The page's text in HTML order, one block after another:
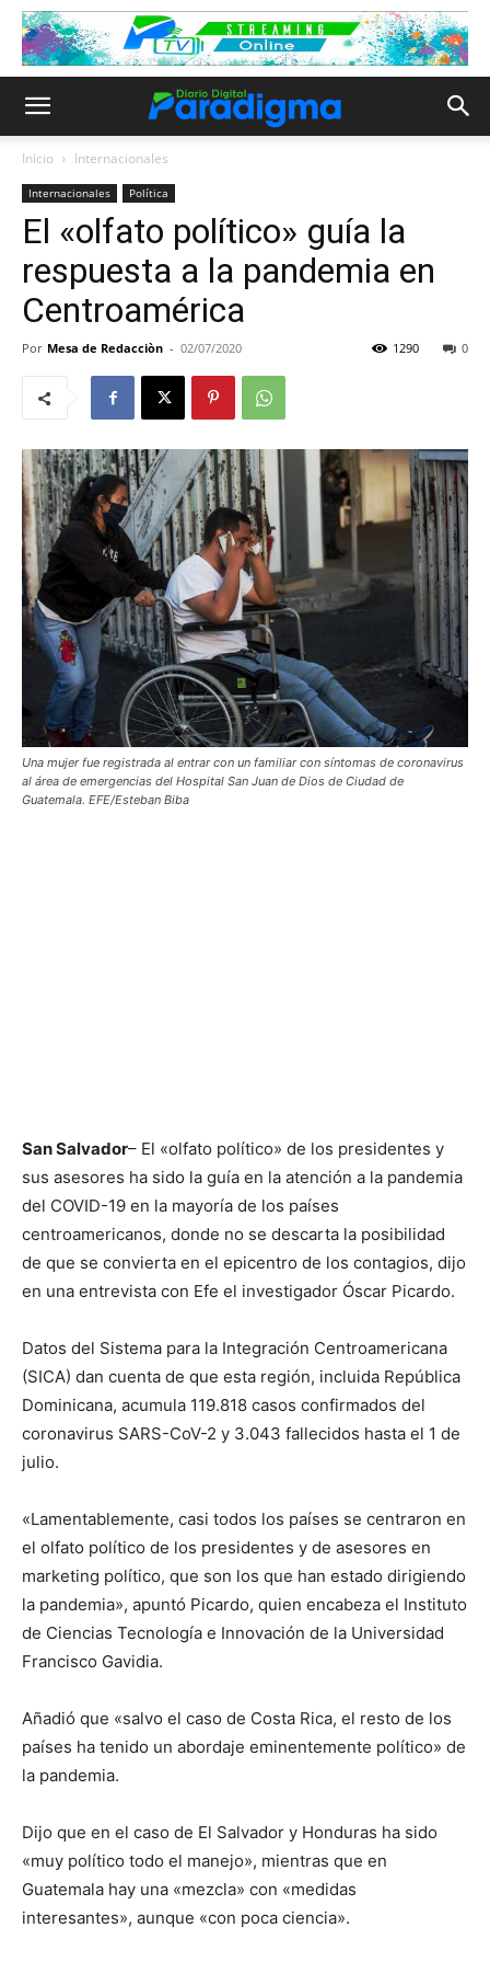
Inicio Internacionales
Internacionales Política
El «olfato político» guía la
respuesta a la pandemia en
Centroamérica
Por Mesa de Redacciòn - 02/07/2020 0
1290
Una mujer fue registrada al entrar con un familiar con síntomas de coronavirus
al área de emergencias del Hospital San Juan de Dios de Ciudad de
Guatemala. EFE/Esteban Biba
San Salvador– El «olfato político» de los presidentes y
sus asesores ha sido la guía en la atención a la pandemia
del COVID-19 en la mayoría de los países
centroamericanos, donde no se descarta la posibilidad
de que se convierta en el epicentro de los contagios, dijo
en una entrevista con Efe el investigador Óscar Picardo.
Datos del Sistema para la Integración Centroamericana
(SICA) dan cuenta de que esta región, incluida República
Dominicana, acumula 119.818 casos confirmados del
coronavirus SARS-CoV-2 y 3.043 fallecidos hasta el 1 de
julio.
«Lamentablemente, casi todos los países se centraron en
el olfato político de los presidentes y de asesores en
marketing político, que son los que han estado dirigiendo
la pandemia», apuntó Picardo, quien encabeza el Instituto
de Ciencias Tecnología e Innovación de la Universidad
Francisco Gavidia.
Añadió que «salvo el caso de Costa Rica, el resto de los
países ha tenido un abordaje eminentemente político» de
la pandemia.
Dijo que en el caso de El Salvador y Honduras ha sido
«muy político todo el manejo», mientras que en
Guatemala hay una «mezcla» con «medidas
interesantes», aunque «con poca ciencia».